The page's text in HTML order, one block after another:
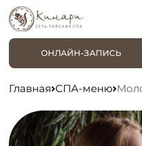
ОНЛАЙН-ЗАПИСЬ
Главная СПА-меню